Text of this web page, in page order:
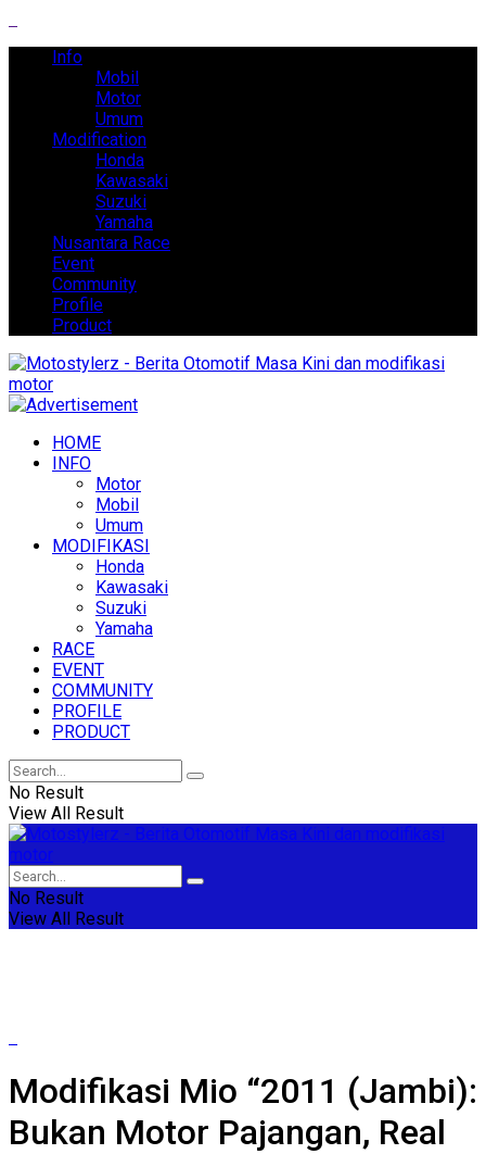
Info
Mobil
Motor
Umum
Modification
Honda
Kawasaki
Suzuki
Yamaha
Nusantara Race
Event
Community
Profile
Product
HOME
INFO
Motor
Mobil
Umum
MODIFIKASI
Honda
Kawasaki
Suzuki
Yamaha
RACE
EVENT
COMMUNITY
PROFILE
PRODUCT
No Result
View All Result
No Result
View All Result
Modifikasi Mio “2011 (Jambi):
Bukan Motor Pajangan, Real